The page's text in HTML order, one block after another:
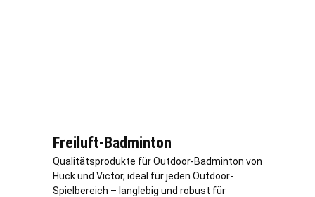
Freiluft-Badminton
Qualitätsprodukte für Outdoor-Badminton von
Huck und Victor, ideal für jeden Outdoor-
Spielbereich – langlebig und robust für